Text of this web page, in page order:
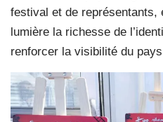
festival et de représentants,
lumière la richesse de
renforcer la visibilité du